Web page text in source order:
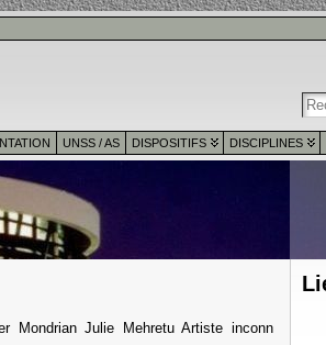
UNSS / AS DISPOSITIFS DISCIPLINES
Mondrian Julie Mehretu Artiste inconn